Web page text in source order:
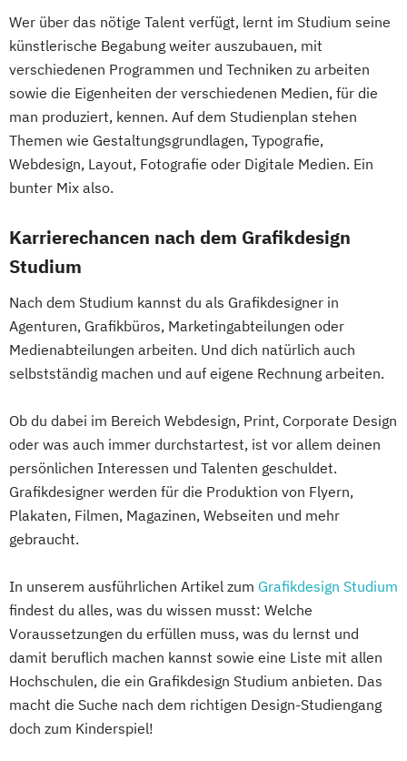
Wer über das nötige Talent verfügt, lernt im Studium seine
künstlerische Begabung weiter auszubauen, mit
verschiedenen Programmen und Techniken zu arbeiten
sowie die Eigenheiten der verschiedenen Medien, für die
man produziert, kennen. Auf dem Studienplan stehen
Themen wie Gestaltungsgrundlagen, Typografie,
Webdesign, Layout, Fotografie oder Digitale Medien. Ein
bunter Mix also.
Karrierechancen nach dem Grafikdesign
Studium
Nach dem Studium kannst du als Grafikdesigner in
Agenturen, Grafikbüros, Marketingabteilungen oder
Medienabteilungen arbeiten. Und dich natürlich auch
selbstständig machen und auf eigene Rechnung arbeiten.
Ob du dabei im Bereich Webdesign, Print, Corporate Design
oder was auch immer durchstartest, ist vor allem deinen
persönlichen Interessen und Talenten geschuldet.
Grafikdesigner werden für die Produktion von Flyern,
Plakaten, Filmen, Magazinen, Webseiten und mehr
gebraucht.
In unserem ausführlichen Artikel zum Grafikdesign Studium
findest du alles, was du wissen musst: Welche
Voraussetzungen du erfüllen muss, was du lernst und
damit beruflich machen kannst sowie eine Liste mit allen
Hochschulen, die ein Grafikdesign Studium anbieten. Das
macht die Suche nach dem richtigen Design-Studiengang
doch zum Kinderspiel!